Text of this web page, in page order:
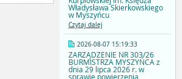
Władysława Skierkowskiego
w Myszyńcu
Czytaj dalej
2026-08-07 15:19:33
ZARZĄDZENIE NR 303/26
BURMISTRZA MYSZYŃCA z
dnia 29 lipca 2026 r. w
sprawie powierzenia